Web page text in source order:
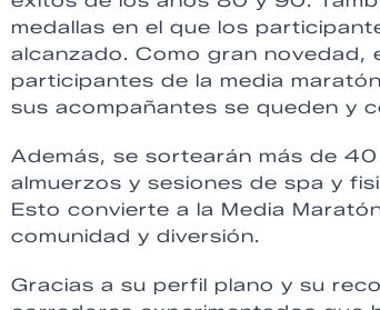
medallas en el que los
alcanzado. Como gran
participantes de la media
sus acompañantes se queden y
Además, se sortearán más de
almuerzos y sesiones de spa y
Esto convierte a la Media
comunidad y diversión.
Gracias a su perfil plano y su